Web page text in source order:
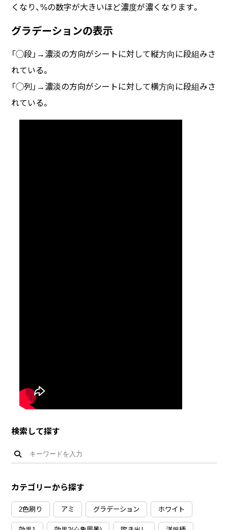
くなり、%の数字が大きいほど濃度が濃くなります。
グラデーションの表示
「◯段」→濃淡の方向がシートに対して縦方向に段組みさ
れている。
「◯列」→濃淡の方向がシートに対して横方向に段組みさ
れている。
検索して探す
カテゴリーから探す
2色刷り アミ グラデーション ホワイト